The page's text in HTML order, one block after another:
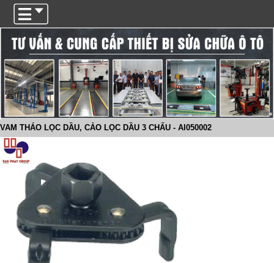
VAM THÁO LỌC DẦU, CẢO LỌC DẦU 3 CHẤU - AI050002